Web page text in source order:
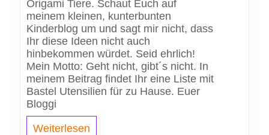
Origami Tiere. Schaut Euch auf
meinem kleinen, kunterbunten
Kinderblog um und sagt mir nicht, dass
Ihr diese Ideen nicht auch
hinbekommen würdet. Seid ehrlich!
Mein Motto: Geht nicht, gibt´s nicht. In
meinem Beitrag findet Ihr eine Liste mit
Bastel Utensilien für zu Hause. Euer
Bloggi
Weiterlesen